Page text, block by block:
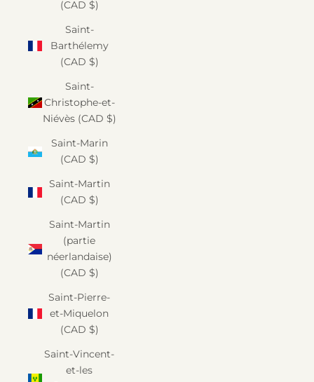
(CAD $)
Saint-
Barthélemy
(CAD $)
Saint-
Christophe-et-
Niévès (CAD $)
Saint-Marin
(CAD $)
Saint-Martin
(CAD $)
Saint-Martin
(partie
néerlandaise)
(CAD $)
Saint-Pierre-
et-Miquelon
(CAD $)
Saint-Vincent-
et-les